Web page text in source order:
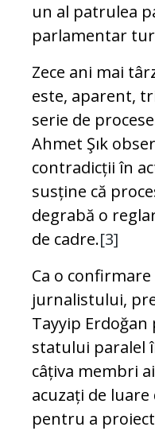
un al patrulea
parlamentar
Zece ani mai
este, aparent,
serie de
Ahmet Şık
contradicții în
susține că
degrabă o
de cadre.[3]
Ca o
jurnalistului,
Tayyip
statului paralel
câțiva membri
acuzați de
pentru a